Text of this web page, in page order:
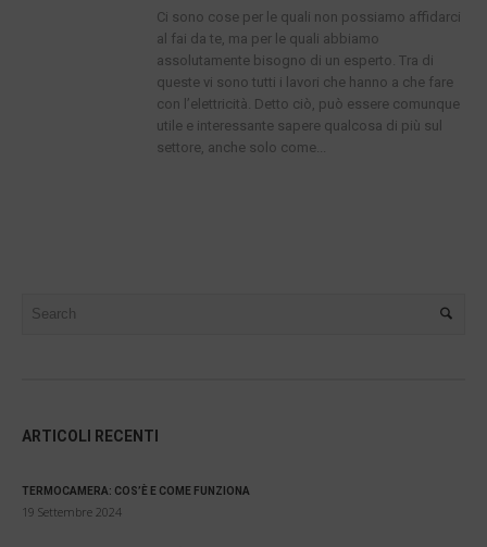
Ci sono cose per le quali non possiamo affidarci
al fai da te, ma per le quali abbiamo
assolutamente bisogno di un esperto. Tra di
queste vi sono tutti i lavori che hanno a che fare
con l’elettricità. Detto ciò, può essere comunque
utile e interessante sapere qualcosa di più sul
settore, anche solo come...
ARTICOLI RECENTI
TERMOCAMERA: COS’È E COME FUNZIONA
19 Settembre 2024